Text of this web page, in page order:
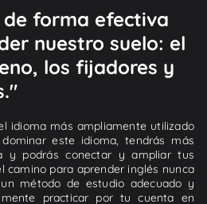
de forma efectiva
nuestro suelo: el
los fijadores y
idioma más ampliamente utilizado
este idioma, tendrás más
y podrás conectar y ampliar tus
camino para aprender inglés nunca
método de estudio adecuado y
practicar por tu cuenta en